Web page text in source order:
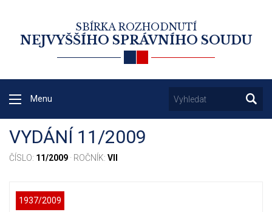
SBÍRKA ROZHODNUTÍ
NEJVYŠŠÍHO SPRÁVNÍHO SOUDU
Menu
VYDÁNÍ 11/2009
ČÍSLO: 11/2009 · ROČNÍK: VII
1937/2009